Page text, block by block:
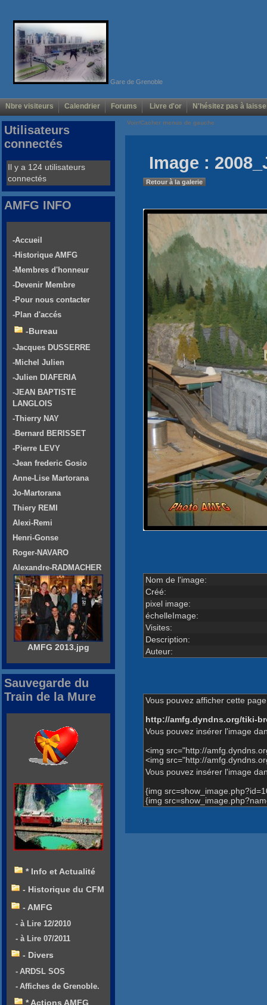
Gare de Grenoble
Nbre visiteurs Calendrier Forums Livre d'or N'hésitez pas à
Voir/Cacher menus de gauche
Image :
Retour à la galerie
Nom de l'image:
Créé:
pixel image:
échelleImage:
Visites:
Description:
Auteur:
Vous pouvez afficher cette
http://amfg.dyndns.org/tiki-
Vous pouvez insérer l'image
<img src="http://
<img src="http://
Vous pouvez insérer l'image
{img
{img
Utilisateurs
connectés
Il y a 124 utilisateurs
connectés
AMFG INFO
-Accueil
-Historique AMFG
-Membres d'honneur
-Devenir Membre
-Pour nous contacter
-Plan d'accés
-Bureau
-Jacques DUSSERRE
-Michel Julien
-Julien DIAFERIA
-JEAN BAPTISTE
LANGLOIS
-Thierry NAY
-Bernard BERISSET
-Pierre LEVY
-Jean frederic Gosio
Anne-Lise Martorana
Jo-Martorana
Thiery REMI
Alexi-Remi
Henri-Gonse
Roger-NAVARO
Alexandre-RADMACHER
AMFG 2013.jpg
Sauvegarde du
Train de la Mure
* Info et Actualité
- Historique du CFM
- AMFG
- à Lire 12/2010
- à Lire 07/2011
- Divers
- ARDSL SOS
- Affiches de Grenoble.
* Actions AMFG